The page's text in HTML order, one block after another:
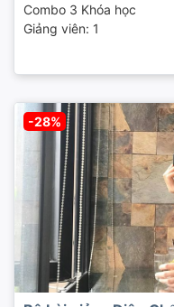
Combo 3 Khóa học
Giảng viên: 1
-28%